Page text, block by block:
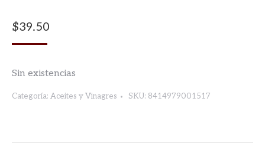
$39.50
Sin existencias
Categoría: Aceites y Vinagres SKU: 8414979001517